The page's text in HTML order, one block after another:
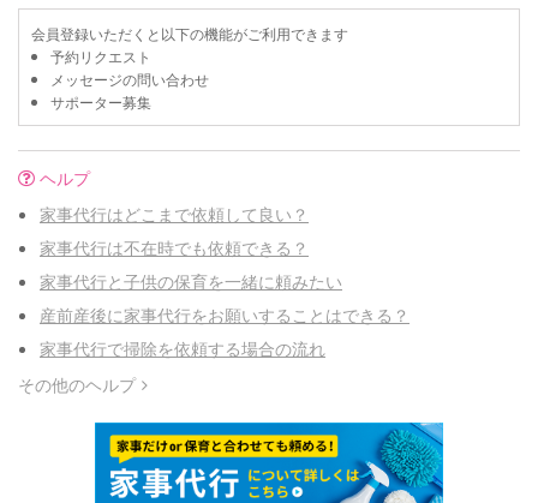
会員登録いただくと以下の機能がご利用できます
予約リクエスト
メッセージの問い合わせ
サポーター募集
ヘルプ
家事代行はどこまで依頼して良い？
家事代行は不在時でも依頼できる？
家事代行と子供の保育を一緒に頼みたい
産前産後に家事代行をお願いすることはできる？
家事代行で掃除を依頼する場合の流れ
その他のヘルプ